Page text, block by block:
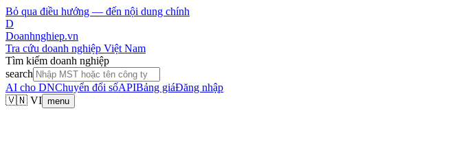
Bỏ qua điều hướng — đến nội dung chính
D
Doanhnghiep.vn
Tra cứu doanh nghiệp Việt Nam
Tìm kiếm doanh nghiệp
search
AI cho DNChuyển đổi sốAPIBảng giáĐăng nhập
🇻🇳 VI menu